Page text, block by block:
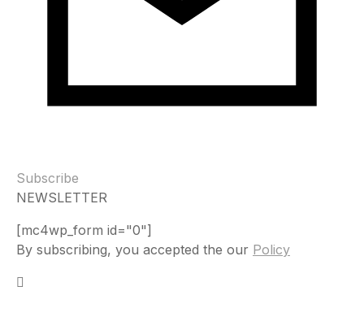
Subscribe
NEWSLETTER
[mc4wp_form id="0"]
By subscribing, you accepted the our Policy